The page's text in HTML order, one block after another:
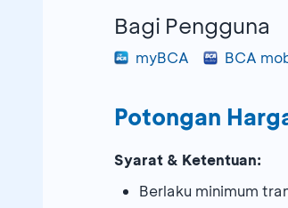
Bagi Pengguna
myBCA BCA
Potongan
Syarat & Ketentuan:
Berlaku minimum